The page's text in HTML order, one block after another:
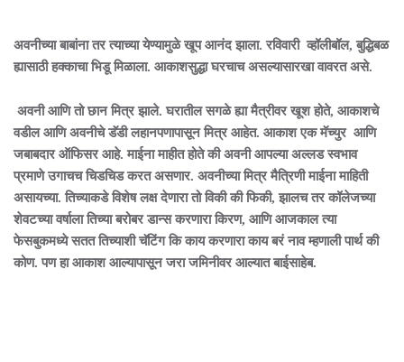
अवनीच्या बाबांना तर त्याच्या येण्यामुळे खूप आनंद झाला. रविवारी व्हॉलीबॉल, बुद्धिबळ
ह्यासाठी हक्काचा भिडू मिळाला. आकाशसुद्धा घरचाच असल्यासारखा वावरत असे.
अवनी आणि तो छान मित्र झाले. घरातील सगळे ह्या मैत्रीवर खूश होते, आकाशचे
वडील आणि अवनीचे डॅडी लहानपणापासून मित्र आहेत. आकाश एक मॅच्युर आणि
जबाबदार ऑफिसर आहे. माईना माहीत होते की अवनी आपल्या अल्लड स्वभाव
प्रमाणे उगाचच चिडचिड करत असणार. अवनीच्या मित्र मैत्रिणी माईना माहिती
असायच्या. तिच्याकडे विशेष लक्ष देणारा तो विकी की फिकी, झालच तर कॉलेजच्या
शेवटच्या वर्षाला तिच्या बरोबर डान्स करणारा किरण, आणि आजकाल त्या
फेसबुकमध्ये सतत तिच्याशी चॅटिंग कि काय करणारा काय बरं नाव म्हणाली पार्थ की
कोण. पण हा आकाश आल्यापासून जरा जमिनीवर आल्यात बाईसाहेब.